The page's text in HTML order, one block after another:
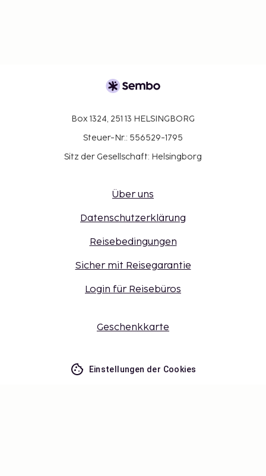
Box 1324, 251 13 HELSINGBORG
Steuer-Nr.: 556529-1795
Sitz der Gesellschaft: Helsingborg
Über uns
Datenschutzerklärung
Reisebedingungen
Sicher mit Reisegarantie
Login für Reisebüros
Geschenkkarte
Einstellungen der Cookies